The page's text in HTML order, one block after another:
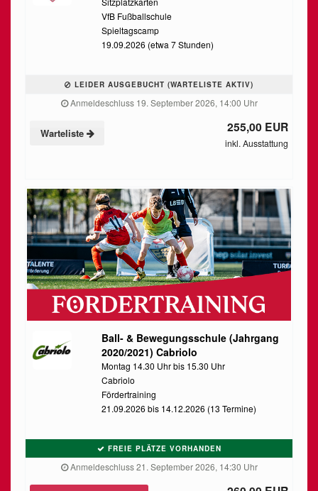
VfB Fußballschule
Spieltagscamp
19.09.2026 (etwa 7 Stunden)
LEIDER AUSGEBUCHT (WARTELISTE AKTIV)
Anmeldeschluss 19. September 2026, 14:00 Uhr
Warteliste 255,00 EUR
inkl. Ausstattung
Ball- & Bewegungsschule (Jahrgang
2020/2021) Cabriolo
Montag 14.30 Uhr bis 15.30 Uhr
Cabriolo
Fördertraining
21.09.2026 bis 14.12.2026 (13 Termine)
FREIE PLÄTZE VORHANDEN
Anmeldeschluss 21. September 2026, 14:30 Uhr